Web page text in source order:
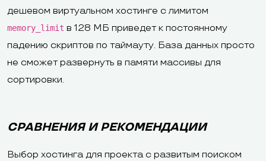
дешевом виртуальном хостинге с лимитом
memory_limit в 128 МБ приведет к постоянному
падению скриптов по таймауту. База данных просто
не сможет развернуть в памяти массивы для
сортировки.
СРАВНЕНИЯ И РЕКОМЕНДАЦИИ
Выбор хостинга для проекта с развитым поиском